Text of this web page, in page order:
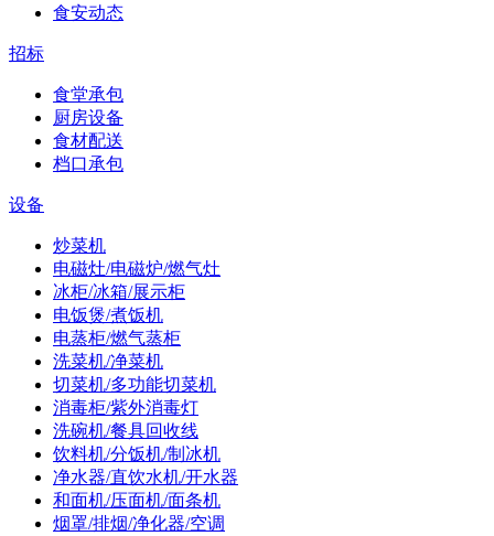
食安动态
招标
食堂承包
厨房设备
食材配送
档口承包
设备
炒菜机
电磁灶/电磁炉/燃气灶
冰柜/冰箱/展示柜
电饭煲/煮饭机
电蒸柜/燃气蒸柜
洗菜机/净菜机
切菜机/多功能切菜机
消毒柜/紫外消毒灯
洗碗机/餐具回收线
饮料机/分饭机/制冰机
净水器/直饮水机/开水器
和面机/压面机/面条机
烟罩/排烟/净化器/空调